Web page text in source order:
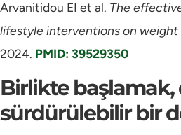
Arvanitidou EI et al. The
lifestyle interventions on weight
2024. PMID: 39529350
Birlikte başlamak,
sürdürülebilir bir